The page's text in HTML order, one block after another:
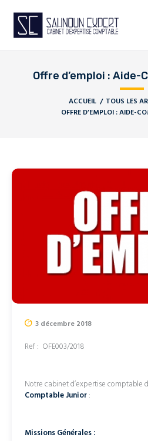
Offre d’emploi :
ACCUEIL TOUS LES
OFFRE D’EMPLOI : AIDE-
3 décembre 2018
Ref : OFE003/2018
Notre cabinet d’expertise comptable
Comptable Junior:
Missions Générales :